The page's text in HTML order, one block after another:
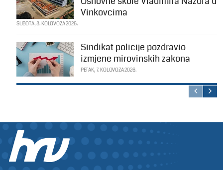
Vinkovcima
SUBOTA, 8. KOLOVOZA 2026.
Sindikat policije pozdravio
izmjene mirovinskih zakona
PETAK, 7. KOLOVOZA 2026.